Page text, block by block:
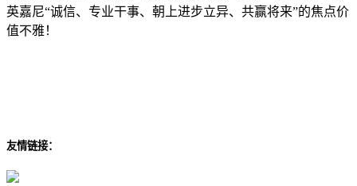
英嘉尼“诚信、专业干事、朝上进步立异、共赢将来”的焦点价
值不雅！
友情链接：